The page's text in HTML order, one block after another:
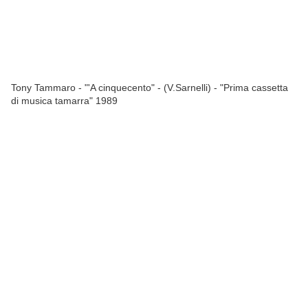
Tony Tammaro - "'A cinquecento" - (V.Sarnelli) - "Prima cassetta
di musica tamarra" 1989